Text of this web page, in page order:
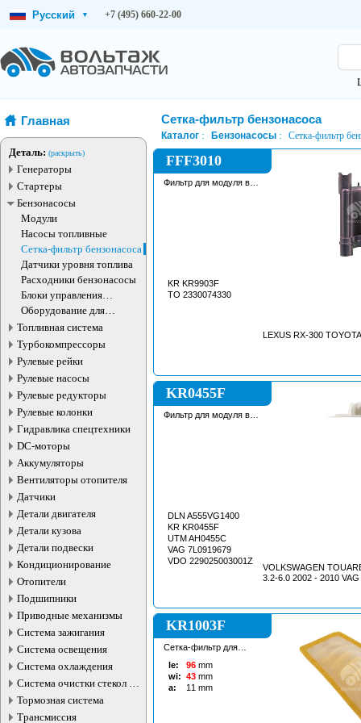
Русский ▾ +7 (495) 660-22-00
Главная
Деталь: (раскрыть)
Генераторы
Стартеры
Бензонасосы
Модули
Насосы топливные
Сетка-фильтр бензонасоса
Датчики уровня топлива
Расходники бензонасосы
Блоки управления
топливным насосом
Оборудование для
бензонасосов
Топливная система
Турбокомпрессоры
Рулевые рейки
Рулевые насосы
Рулевые редукторы
Рулевые колонки
Гидравлика спецтехники
DC-моторы
Аккумуляторы
Вентиляторы отопителя
Датчики
Детали двигателя
Детали кузова
Детали подвески
Кондиционирование
Отопители
Подшипники
Приводные механизмы
Система зажигания
Система освещения
Система охлаждения
Система очистки стекол и
фар
Тормозная система
Трансмиссия
Сетка-фильтр бензонасоса
Каталог Бензонасосы Сетка-фильтр
FFF3010
Фильтр для модуля в
KR KR9903F
TO 2330074330
LEXUS RX-300 TOYOTA
KR0455F
Фильтр для модуля в
DLN A555VG1400
KR KR0455F
UTM AH0455C
VAG 7L0919679
VDO 229025003001Z
VOLKSWAGEN
3.2-6.0 2002 - 2010 VAG
KR1003F
Сетка-фильтр для
le:
96 mm
wi: 43 mm
a:
11 mm